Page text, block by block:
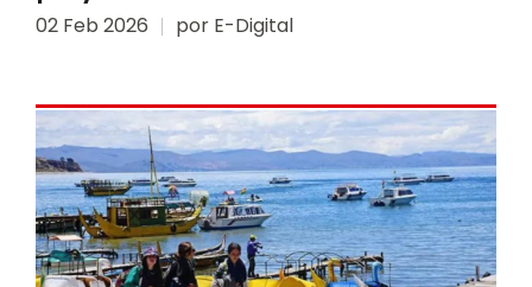
02 Feb 2026 por E-Digital